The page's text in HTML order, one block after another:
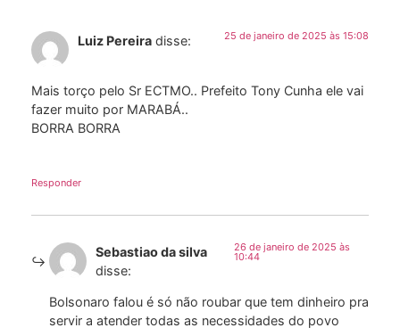
Luiz Pereira disse: 25 de janeiro de 2025 às 15:08
Mais torço pelo Sr ECTMO.. Prefeito Tony Cunha ele vai
fazer muito por MARABÁ..
BORRA BORRA
Responder
Sebastiao da silva
disse:
26 de janeiro de 2025 às
10:44
Bolsonaro falou é só não roubar que tem dinheiro pra
servir a atender todas as necessidades do povo